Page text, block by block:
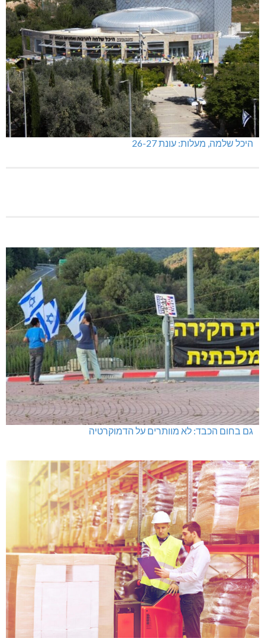
גם בחום הכבד: לא מוותרים על הדמוקרטיה